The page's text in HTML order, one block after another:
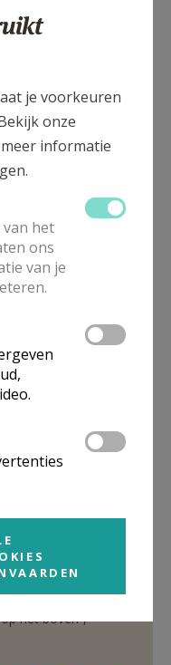
je links naar de
het boven-,
je voorkeuren
onze
informatie
het
ons
van je